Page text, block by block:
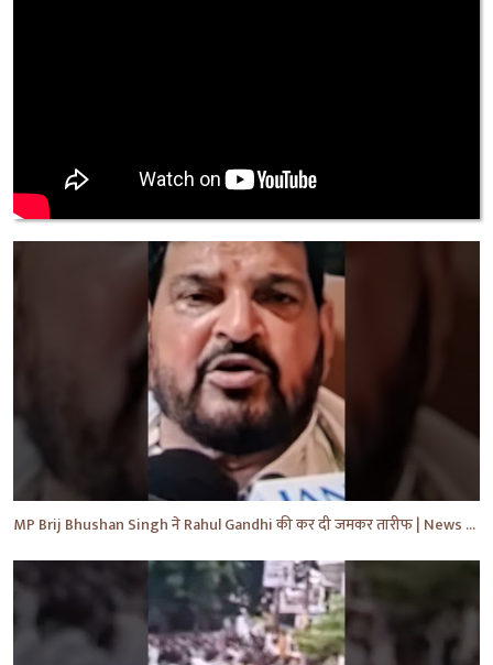
MP Brij Bhushan Singh ने Rahul Gandhi की कर दी जमकर तारीफ | News | Breaking | #shorts #yt #news